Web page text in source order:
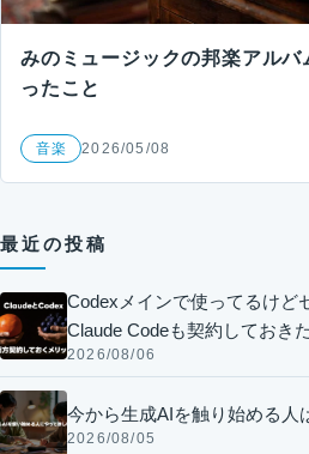
みのミュージックの邦楽アルバ
ったこと
音楽 2026/05/08
最近の投稿
Codexメインで使ってるけど
Claude Codeも契約しておき
2026/08/06
今から生成AIを触り始める人
2026/08/05